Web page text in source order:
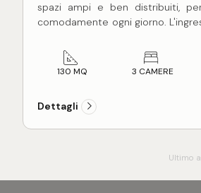
spazi ampi e ben distribuiti,
comodamente ogni giorno.
dedicata e una cucina
funzionale e luminosa.
comprende tre camere da
matrimoniali davvero
spaziosa, oltre a due bagni
lavanderia, dettaglio che nella
130 MQ 3 CAMERE
Dettagli
Ultimo